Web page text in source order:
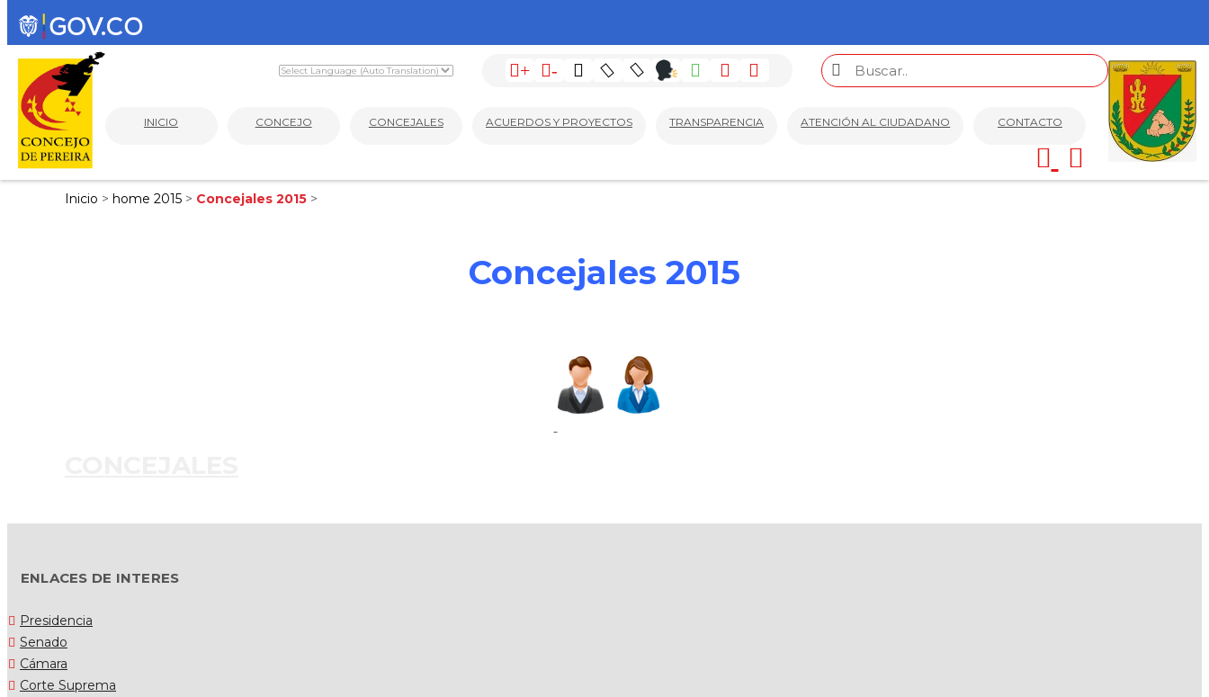
+ -
INICIO CONCEJO CONCEJALES ACUERDOS Y PROYECTOS TRANSPARENCIA ATENCIÓN AL CIUDADANO CONTACTO
Inicio > home 2015 > Concejales 2015 >
Concejales 2015
ENLACES DE INTERES
Presidencia
Senado
Cámara
Corte Suprema